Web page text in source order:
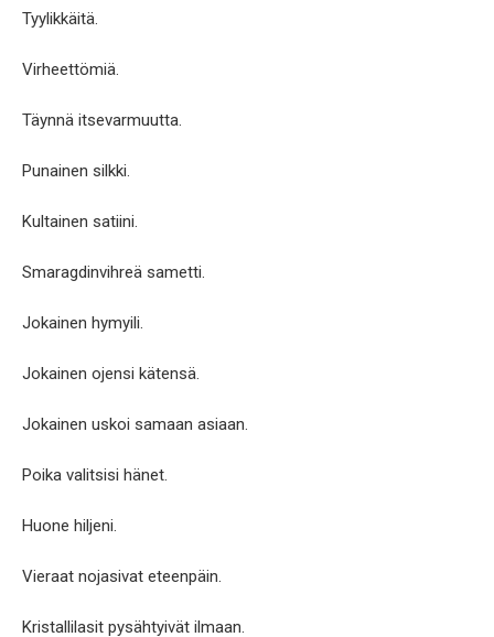
Tyylikkäitä.
Virheettömiä.
Täynnä itsevarmuutta.
Punainen silkki.
Kultainen satiini.
Smaragdinvihreä sametti.
Jokainen hymyili.
Jokainen ojensi kätensä.
Jokainen uskoi samaan asiaan.
Poika valitsisi hänet.
Huone hiljeni.
Vieraat nojasivat eteenpäin.
Kristallilasit pysähtyivät ilmaan.